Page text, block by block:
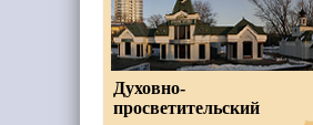
Духовно-
просветительский